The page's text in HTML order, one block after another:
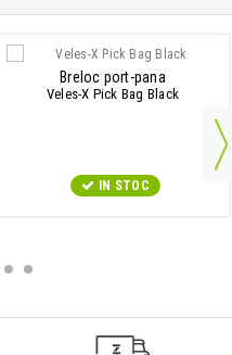
Breloc port-pana
Veles-X Pick Bag Black
IN STOC